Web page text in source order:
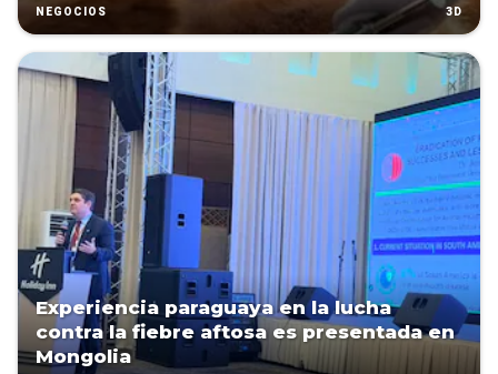
NEGOCIOS 3D
Experiencia paraguaya en la lucha
contra la fiebre aftosa es presentada en
Mongolia